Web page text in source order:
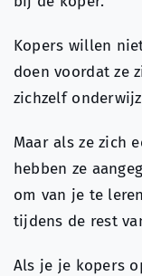
Kopers willen
doen voordat ze
zichzelf
Maar als ze zich
hebben ze
om van je te
tijdens de rest
Als je je kopers